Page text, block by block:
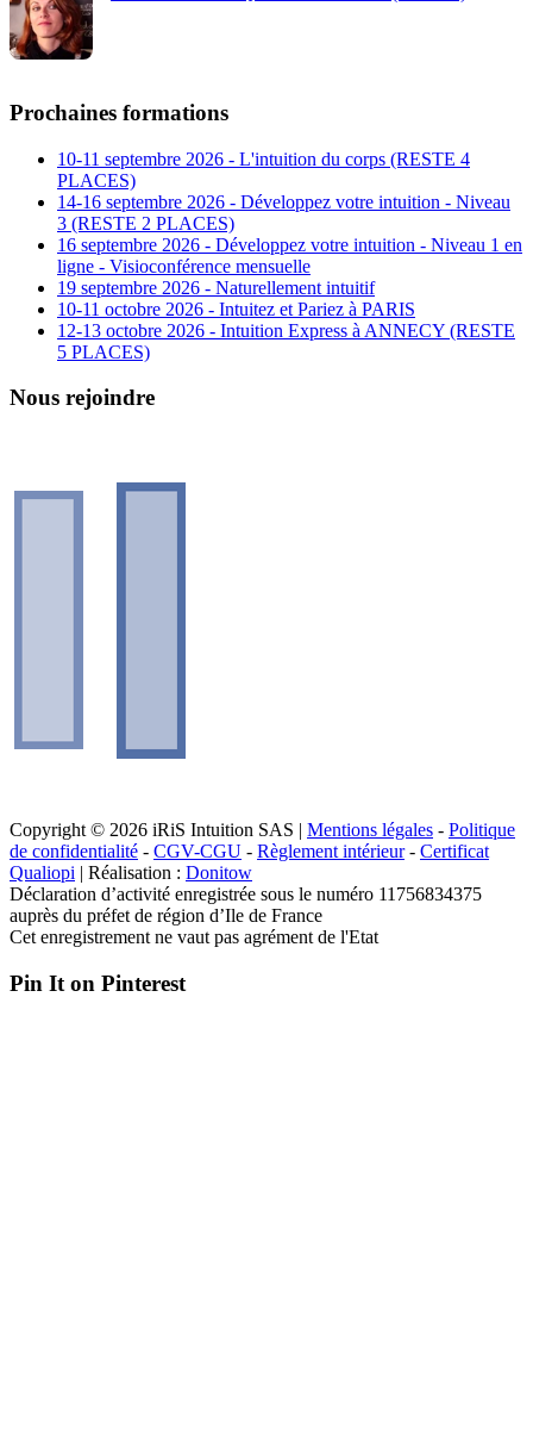
Prochaines formations
10-11 septembre 2026 - L'intuition du corps (RESTE 4
PLACES)
14-16 septembre 2026 - Développez votre intuition - Niveau
3 (RESTE 2 PLACES)
16 septembre 2026 - Développez votre intuition - Niveau 1 en
ligne - Visioconférence mensuelle
19 septembre 2026 - Naturellement intuitif
10-11 octobre 2026 - Intuitez et Pariez à PARIS
12-13 octobre 2026 - Intuition Express à ANNECY (RESTE
5 PLACES)
Nous rejoindre
Copyright © 2026 iRiS Intuition SAS | Mentions légales - Politique
de confidentialité - CGV-CGU - Règlement intérieur- Certificat
Qualiopi | Réalisation : Donitow
Déclaration d’activité enregistrée sous le numéro 11756834375
auprès du préfet de région d’Ile de France
Cet enregistrement ne vaut pas agrément de l'Etat
Pin It on Pinterest